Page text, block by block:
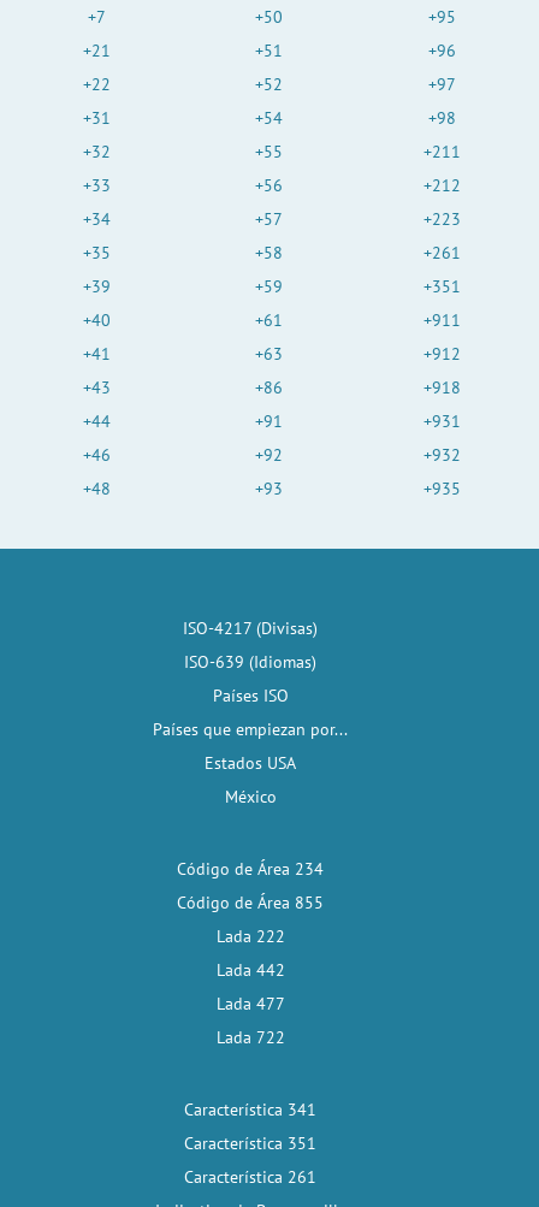
+7
+21
+22
+31
+32
+33
+34
+35
+39
+40
+41
+43
+44
+46
+48
+50
+51
+52
+54
+55
+56
+57
+58
+59
+61
+63
+86
+91
+92
+93
+95
+96
+97
+98
+211
+212
+223
+261
+351
+911
+912
+918
+931
+932
+935
ISO-4217 (Divisas)
ISO-639 (Idiomas)
Países ISO
Países que empiezan por...
Estados USA
México
Código de Área 234
Código de Área 855
Lada 222
Lada 442
Lada 477
Lada 722
Característica 341
Característica 351
Característica 261